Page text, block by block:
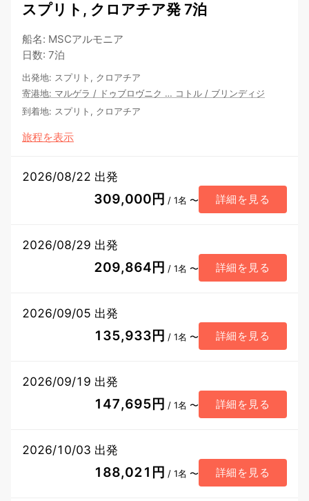
スプリト, クロアチア発 7泊
船名: MSCアルモニア
日数: 7泊
出発地: スプリト, クロアチア
寄港地: マルゲラ / ドゥブロヴニク … コトル / ブリンディジ
到着地: スプリト, クロアチア
旅程を表示
2026/08/22 出発
309,000円 / 1名 〜 詳細を見る
2026/08/29 出発
209,864円 / 1名 〜 詳細を見る
2026/09/05 出発
135,933円 / 1名 〜 詳細を見る
2026/09/19 出発
147,695円 / 1名 〜 詳細を見る
2026/10/03 出発
188,021円 / 1名 〜 詳細を見る